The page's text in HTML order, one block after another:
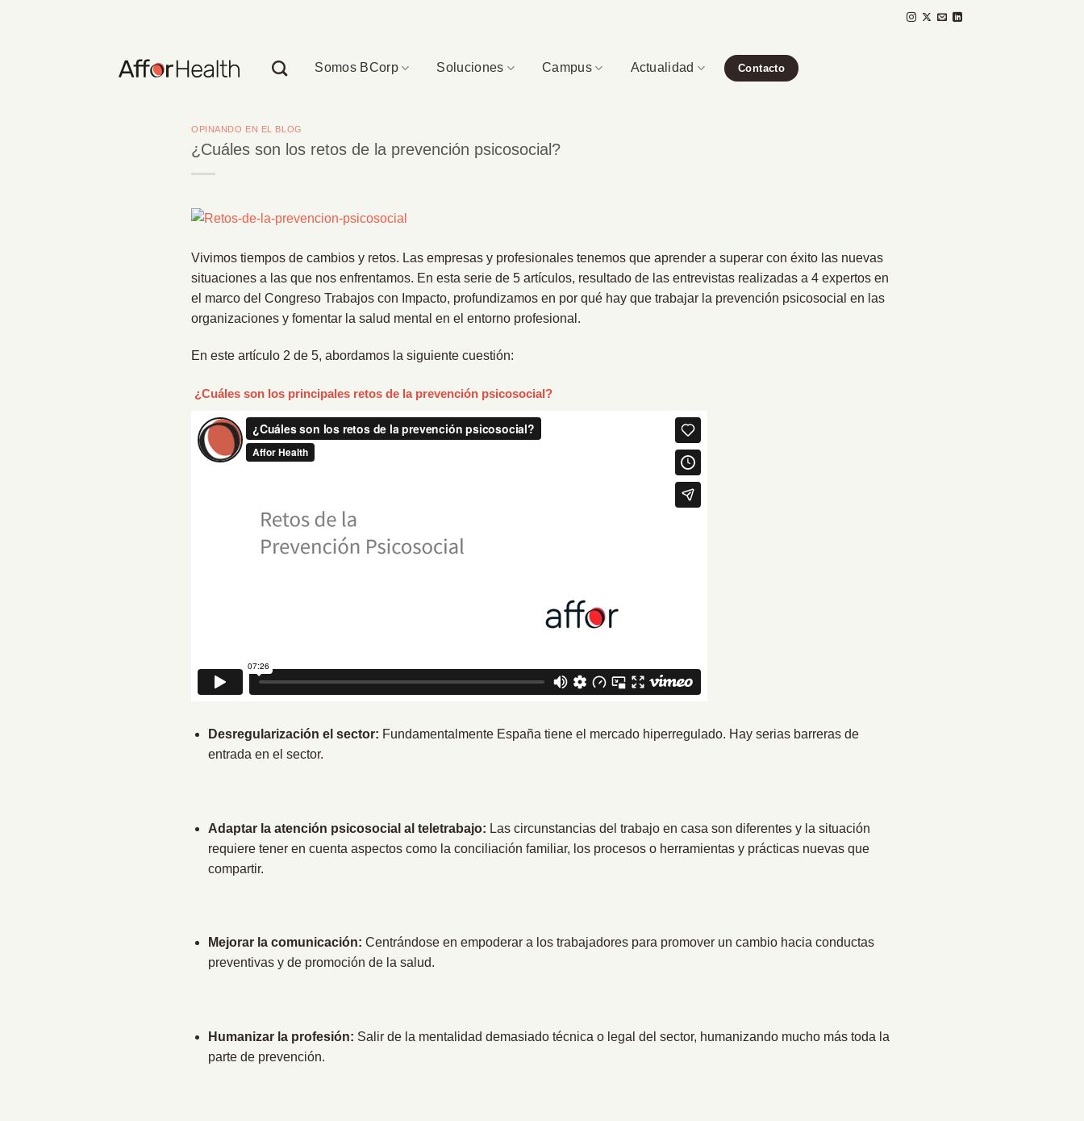
Somos BCorp
Soluciones Campus Actualidad Contacto
OPINANDO EN EL BLOG
¿Cuáles son los retos de la prevención psicosocial?
Vivimos tiempos de cambios y retos. Las empresas y profesionales tenemos que aprender a superar con éxito las nuevas
situaciones a las que nos enfrentamos. En esta serie de 5 artículos, resultado de las entrevistas realizadas a 4 expertos en
el marco del Congreso Trabajos con Impacto, profundizamos en por qué hay que trabajar la prevención psicosocial en las
organizaciones y fomentar la salud mental en el entorno profesional.
En este artículo 2 de 5, abordamos la siguiente cuestión:
¿Cuáles son los principales retos de la prevención psicosocial?
Desregularización el sector: Fundamentalmente España tiene el mercado hiperregulado. Hay serias barreras de
entrada en el sector.
Adaptar la atención psicosocial al teletrabajo: Las circunstancias del trabajo en casa son diferentes y la situación
requiere tener en cuenta aspectos como la conciliación familiar, los procesos o herramientas y prácticas nuevas que
compartir.
Mejorar la comunicación: Centrándose en empoderar a los trabajadores para promover un cambio hacia conductas
preventivas y de promoción de la salud.
Humanizar la profesión: Salir de la mentalidad demasiado técnica o legal del sector, humanizando mucho más toda la
parte de prevención.